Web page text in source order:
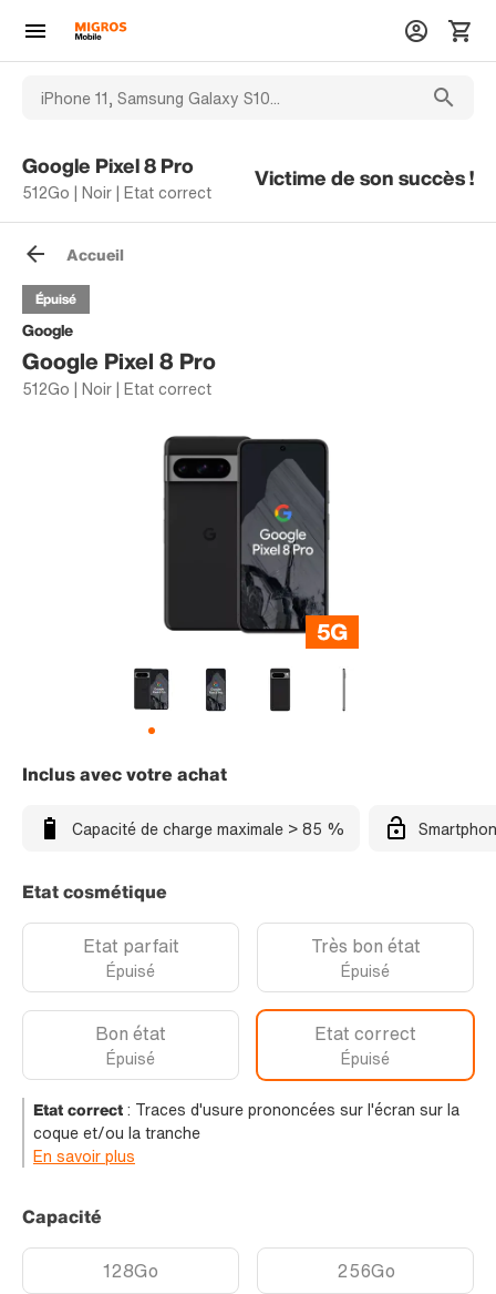
Google Pixel 8 Pro
512Go | Noir | Etat correct
Victime de son succès !
Accueil
Google
Google Pixel 8 Pro
512Go | Noir | Etat correct
Épuisé
Inclus avec votre achat
Capacité de charge maximale > 85 %
Etat cosmétique
Etat parfait
Épuisé
Très bon état
Épuisé
Bon état
Épuisé
Etat correct
Épuisé
Etat correct: Traces d'usure prononcées sur l'écran sur la
coque et/ou la tranche
En savoir plus
Capacité
128Go 256Go